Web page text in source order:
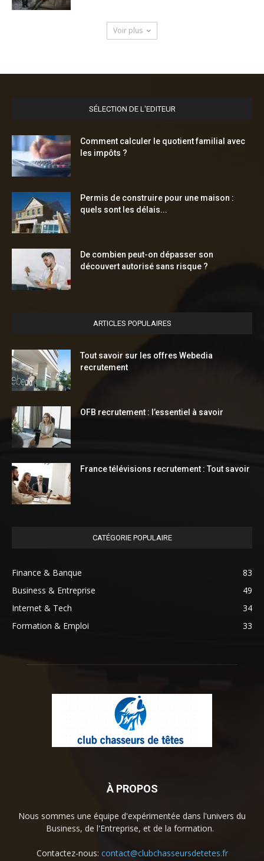
Voir plus
SÉLECTION DE L'EDITEUR
Comment calculer le quotient familial avec
les impôts ?
Permis de construire pour une maison :
quels sont les délais...
De combien peut-on dépasser son
découvert autorisé sans risque ?
ARTICLES POPULAIRES
Tout savoir sur les offres Webedia
recrutement
OFB recrutement : l’essentiel à savoir
France télévisions recrutement : Tout savoir
CATÉGORIE POPULAIRE
Finance & Banque
83
Business & Entreprise
49
Internet & Tech
34
Formation & Emploi
33
À PROPOS
Nous sommes une équipe d'expérimentée dans l'univers du
Business, de l'Entreprise, et de la formation.
Contactez-nous: contact@clubchasseursdetetes.fr